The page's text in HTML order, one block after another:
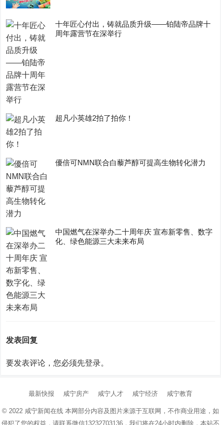
十年匠心付出，铸就品质升级——铂陆帝品牌十
周年露营节在深举行
超凡小英雄2拍了拍你！
優倍可NMN联合白藜芦醇可提高生物转化潜力
中国燃气在深举办二十周年庆 宣布新零售、数字
化、绿色能源三大未来布局
发表回复
要发表评论，您必须先登录。
最新快报 咸宁房产 咸宁人才 咸宁经济 咸宁教育
© 2022 咸宁新闻在线本网部分内容及图片来源于互联网，不作商业用途，如
侵犯了您的权益，请联系微信13232703136，我们将在24小时内删除，本站不